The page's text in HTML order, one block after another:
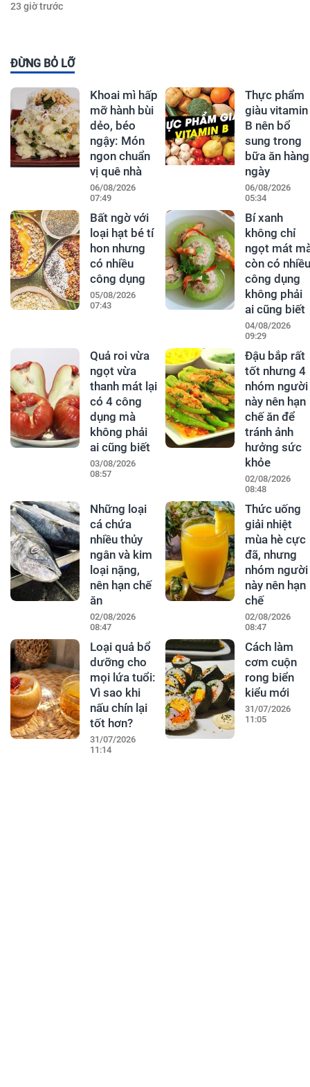
23 giờ trước
ĐỪNG BỎ LỠ
Khoai mì hấp
mỡ hành bùi
dẻo, béo
ngậy: Món
ngon chuẩn
vị quê nhà
06/08/2026
07:49
Thực phẩm
giàu vitamin
B nên bổ
sung trong
bữa ăn hàng
ngày
06/08/2026
05:34
Bất ngờ với
loại hạt bé tí
hon nhưng
có nhiều
công dụng
05/08/2026
07:43
Bí xanh
không chỉ
ngọt mát
còn có nhiều
công dụng
không phải
ai cũng biết
04/08/2026
09:29
Quả roi vừa
ngọt vừa
thanh mát lại
có 4 công
dụng mà
không phải
ai cũng biết
03/08/2026
08:57
Đậu bắp rất
tốt nhưng 4
nhóm người
này nên hạn
chế ăn để
tránh ảnh
hưởng sức
khỏe
02/08/2026
08:48
Những loại
cá chứa
nhiều thủy
ngân và kim
loại nặng,
nên hạn chế
ăn
02/08/2026
08:47
Thức uống
giải nhiệt
mùa hè cực
đã, nhưng
nhóm người
này nên hạn
chế
02/08/2026
08:47
Loại quả bổ
dưỡng cho
mọi lứa tuổi:
Vì sao khi
nấu chín lại
tốt hơn?
31/07/2026
11:14
Cách làm
cơm cuộn
rong biển
kiểu mới
31/07/2026
11:05